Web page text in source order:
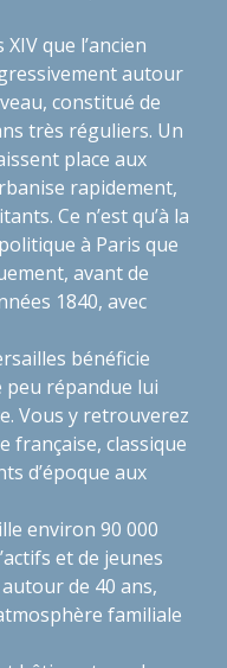
que l’ancien
autour
constitué de
très réguliers. Un
place aux
rapidement,
Ce n’est qu’à la
à Paris que
avant de
1840, avec
bénéficie
peu répandue lui
Vous y retrouverez
française, classique
d’époque aux
environ 90 000
et de jeunes
de 40 ans,
familiale